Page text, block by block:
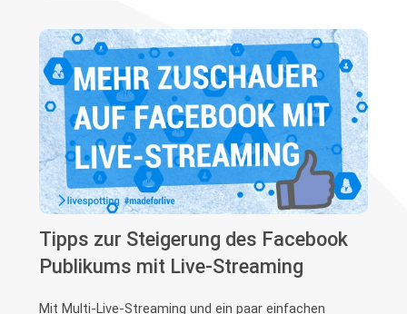
Tipps zur Steigerung des Facebook
Publikums mit Live-Streaming
Mit Multi-Live-Streaming und ein paar einfachen